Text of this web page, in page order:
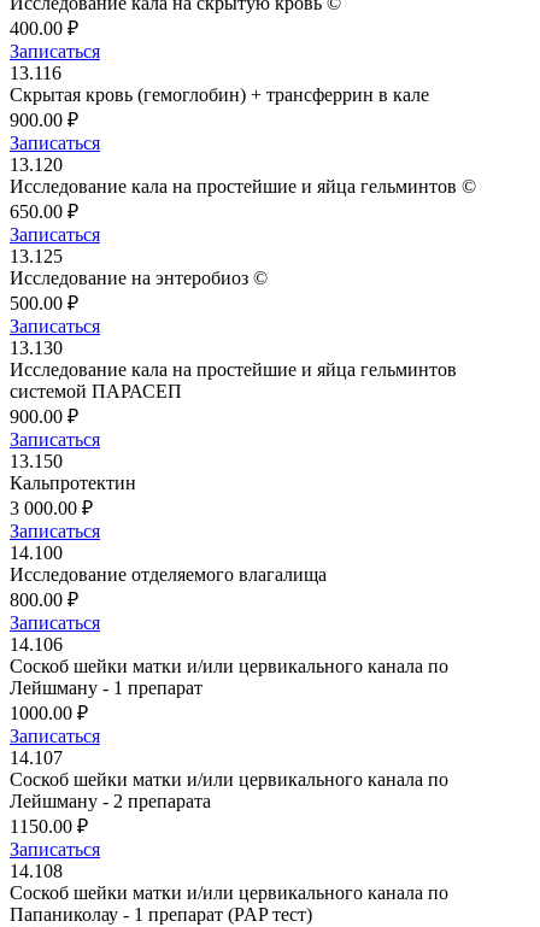
400.00 ₽
Записаться
13.116
Скрытая кровь (гемоглобин) + трансферрин в кале
900.00 ₽
Записаться
13.120
Исследование кала на простейшие и яйца гельминтов ©
650.00 ₽
Записаться
13.125
Исследование на энтеробиоз ©
500.00 ₽
Записаться
13.130
Исследование кала на простейшие и яйца гельминтов
системой ПАРАСЕП
900.00 ₽
Записаться
13.150
Кальпротектин
3 000.00 ₽
Записаться
14.100
Исследование отделяемого влагалища
800.00 ₽
Записаться
14.106
Соскоб шейки матки и/или цервикального канала по
Лейшману - 1 препарат
1000.00 ₽
Записаться
14.107
Соскоб шейки матки и/или цервикального канала по
Лейшману - 2 препарата
1150.00 ₽
Записаться
14.108
Соскоб шейки матки и/или цервикального канала по
Папаниколау - 1 препарат (PAP тест)